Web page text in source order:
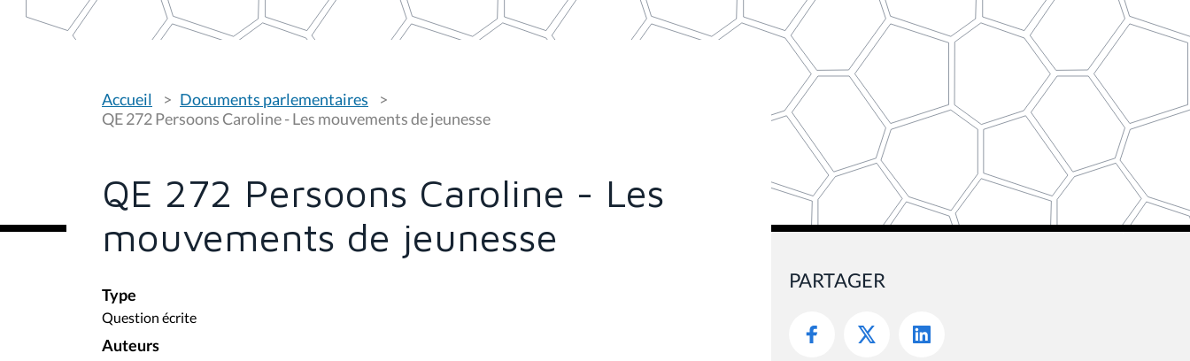
o
u
s
s
Accueil
Documents parlementaires
QE 272 Persoons Caroline - Les mouvements de jeunesse
QE 272 Persoons Caroline - Les
mouvements de jeunesse
Type
Question écrite
Auteurs
PARTAGER